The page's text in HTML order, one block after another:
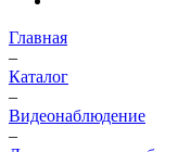
Главная
–
Каталог
–
Видеонаблюдение
–